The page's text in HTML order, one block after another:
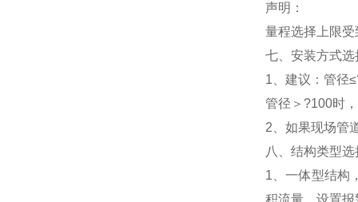
声明：
量程选择上限
七、安装方式
1、建议：管径
管径＞?100时
2、如果现场管
八、结构类型选
1、一体型结构
积流量，设置